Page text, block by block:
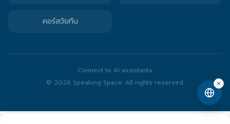
คอร์สวัยทีน
Connect to AI assistants
© 2026 Speaking Space. All rights reserved.